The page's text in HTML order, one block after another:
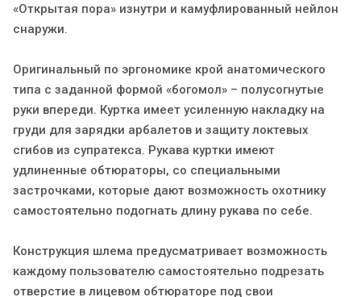
«Открытая пора» изнутри и камуфлированный нейлон
снаружи.
Оригинальный по эргономике крой анатомического
типа с заданной формой «богомол» – полусогнутые
руки впереди. Куртка имеет усиленную накладку на
груди для зарядки арбалетов и защиту локтевых
сгибов из супратекса. Рукава куртки имеют
удлиненные обтюраторы, со специальными
застрочками, которые дают возможность охотнику
самостоятельно подогнать длину рукава по себе.
Конструкция шлема предусматривает возможность
каждому пользователю самостоятельно подрезать
отверстие в лицевом обтюраторе под свои